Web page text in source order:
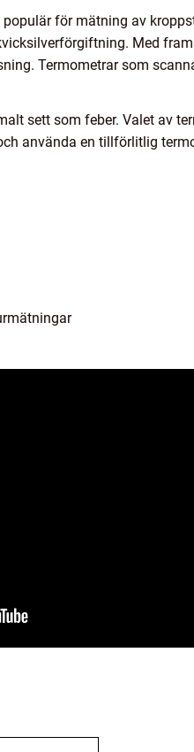
för mätning av
Med
Termometrar som
sett som feber. Valet av
använda en tillförlitlig